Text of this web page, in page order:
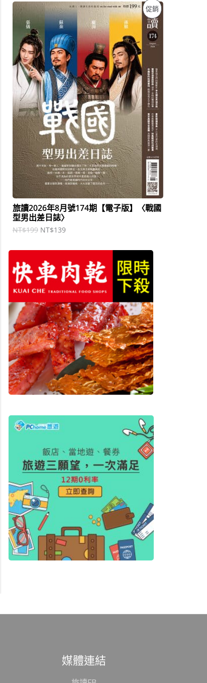
促銷 特
價
商
旅讀2026年8月號174期【電子版】〈戰國
型男出差日誌〉
NT$199
原
始
價
格
：
N
T
$
1
9
9
。
NT$139
目
前
價
格
：
N
T
$
1
3
9
。
媒體連結